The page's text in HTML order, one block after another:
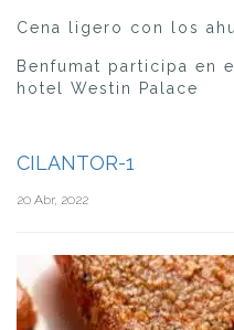
Cena ligero con los
Benfumat participa en
hotel Westin Palace
CILANTOR-1
20 Abr, 2022